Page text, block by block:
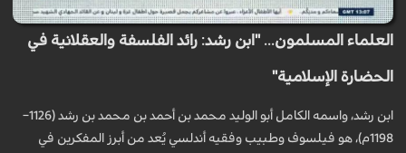
العلماء المسلمون... "ابن رشد: رائد الفلسفة والعقلانية في
الحضارة الإسلامية"
ابن رشد، واسمه الكامل أبو الوليد محمد بن أحمد بن محمد بن رشد (1126–
1198م)، هو فيلسوف وطبيب وفقيه أندلسي يُعد من أبرز المفكرين في